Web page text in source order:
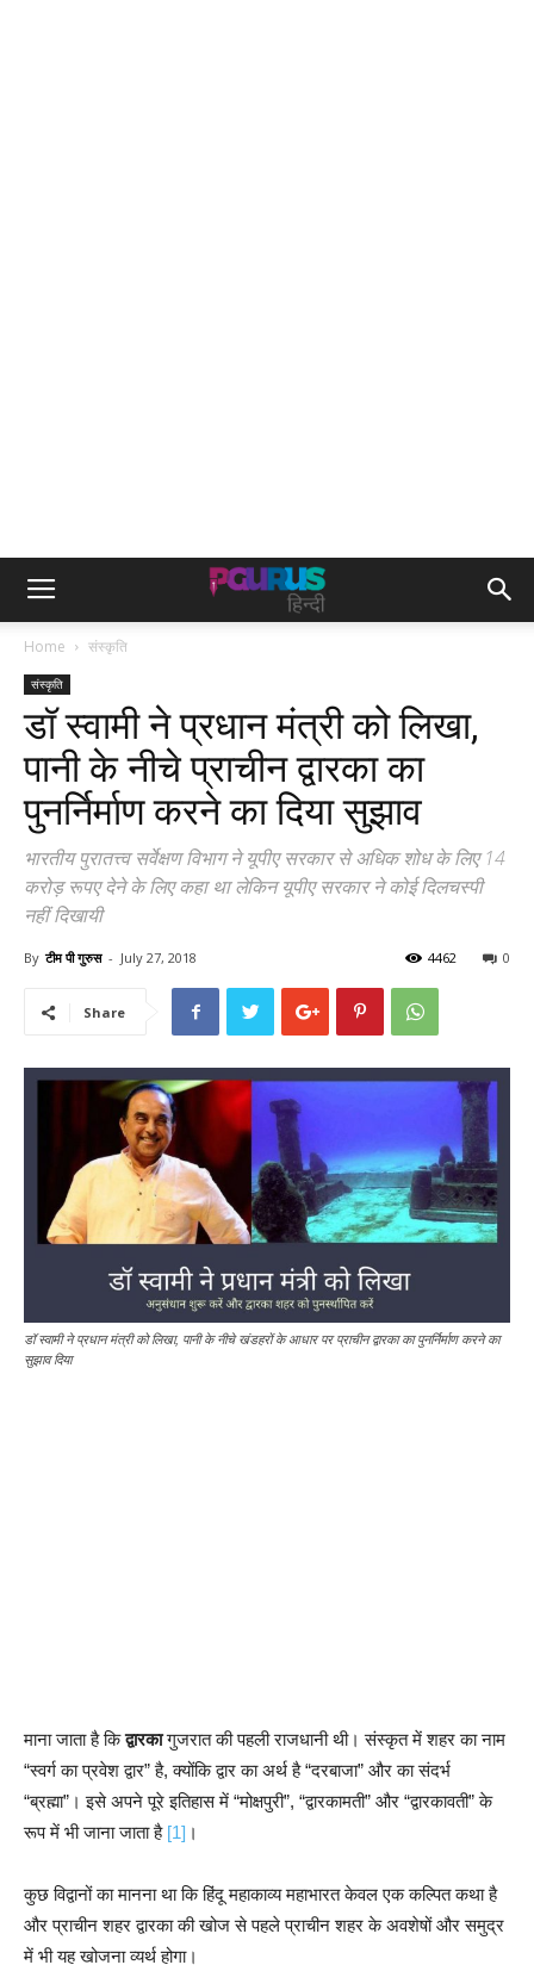
Home संस्कृति
संस्कृति
डॉ स्वामी ने प्रधान मंत्री को लिखा,
पानी के नीचे प्राचीन द्वारका का
पुनर्निर्माण करने का दिया सुझाव
भारतीय पुरातत्त्व सर्वेक्षण विभाग ने यूपीए सरकार से अधिक शोध के लिए 14
करोड़ रूपए देने के लिए कहा था लेकिन यूपीए सरकार ने कोई दिलचस्पी
नहीं दिखायी
By टीम पी गुरुस - July 27, 2018 0
4462
Share
डॉ स्वामी ने प्रधान मंत्री को लिखा, पानी के नीचे खंडहरों के आधार पर प्राचीन द्वारका का पुनर्निर्माण करने का
सुझाव दिया
माना जाता है किद्वारकागुजरात की पहली राजधानी थी। संस्कृत में शहर का नाम
“स्वर्ग का प्रवेश द्वार” है, क्योंकि द्वार का अर्थ है “दरबाजा” और का संदर्भ
“ब्रह्मा”। इसे अपने पूरे इतिहास में “मोक्षपुरी”, “द्वारकामती” और “द्वारकावती” के
रूप में भी जाना जाता है [1] ।
कुछ विद्वानों का मानना था कि हिंदू महाकाव्य महाभारत केवल एक कल्पित कथा है
और प्राचीन शहर द्वारका की खोज से पहले प्राचीन शहर के अवशेषों और समुद्र
में भी यह खोजना व्यर्थ होगा।